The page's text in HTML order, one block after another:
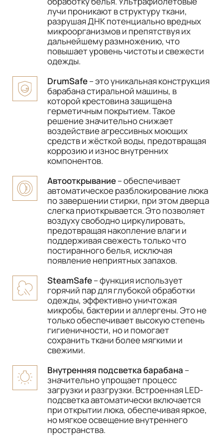
лучи проникают в структуру ткани,
разрушая ДНК потенциально вредных
микроорганизмов и препятствуя их
дальнейшему размножению, что
повышает уровень чистоты и свежести
одежды.
DrumSafe– это уникальная конструкция
барабана стиральной машины, в
которой крестовина защищена
герметичным покрытием. Такое
решение значительно снижает
воздействие агрессивных моющих
средств и жёсткой воды, предотвращая
коррозию и износ внутренних
компонентов.
Автооткрывание– обеспечивает
автоматическое разблокирование люка
по завершении стирки, при этом дверца
слегка приоткрывается. Это позволяет
воздуху свободно циркулировать,
предотвращая накопление влаги и
поддерживая свежесть только что
постиранного белья, исключая
появление неприятных запахов.
SteamSafe– функция использует
горячий пар для глубокой обработки
одежды, эффективно уничтожая
микробы, бактерии и аллергены. Это не
только обеспечивает высокую степень
гигиеничности, но и помогает
сохранить ткани более мягкими и
свежими.
Внутренняя подсветка барабана –
значительно упрощает процесс
загрузки и разгрузки. Встроенная LED-
подсветка автоматически включается
при открытии люка, обеспечивая яркое,
но мягкое освещение внутреннего
пространства.